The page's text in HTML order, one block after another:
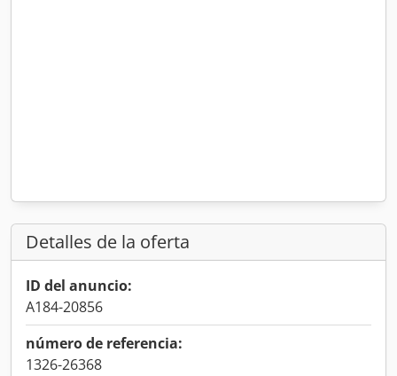
Detalles de la oferta
ID del anuncio:
A184-20856
número de referencia:
1326-26368